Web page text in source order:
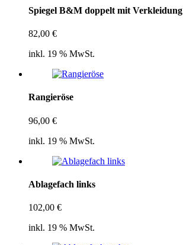
Spiegel B&M doppelt mit Verkleidung
82,00 €
inkl. 19 % MwSt.
Rangieröse
96,00 €
inkl. 19 % MwSt.
Ablagefach links
102,00 €
inkl. 19 % MwSt.